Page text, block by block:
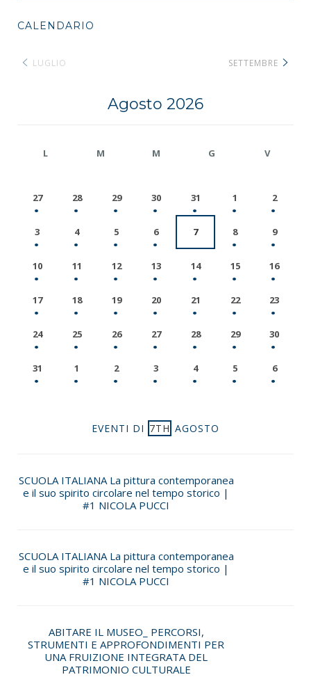
CALENDARIO
LUGLIO
Agosto 2026
SETTEMBRE
L M M G V
27 28 29 30 31 1 2
3 4 5 6 7 8 9
10 11 12 13 14 15 16
17 18 19 20 21 22 23
24 25 26 27 28 29 30
31 1 2 3 4 5 6
EVENTI DI 7TH AGOSTO
SCUOLA ITALIANA La pittura contemporanea
e il suo spirito circolare nel tempo storico |
#1 NICOLA PUCCI
SCUOLA ITALIANA La pittura contemporanea
e il suo spirito circolare nel tempo storico |
#1 NICOLA PUCCI
ABITARE IL MUSEO_ PERCORSI,
STRUMENTI E APPROFONDIMENTI PER
UNA FRUIZIONE INTEGRATA DEL
PATRIMONIO CULTURALE